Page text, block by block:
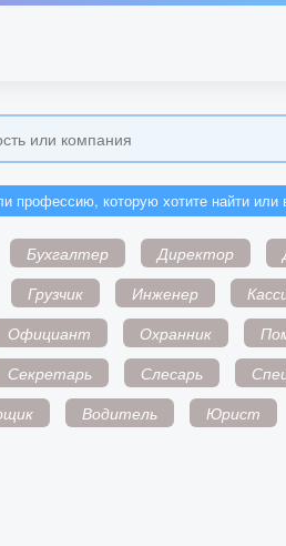
профессию, которую хотите найти или
Бухгалтер Директор
Грузчик Инженер
Официант Охранник
Секретарь Слесарь
Водитель Юрист